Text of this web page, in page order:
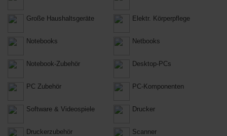
Große Haushaltsgeräte Elektr. Körperpflege
Notebooks Netbooks
Notebook-Zubehör Desktop-PCs
PC Zubehör PC-Komponenten
Software & Videospiele Drucker
Druckerzubehör Scanner